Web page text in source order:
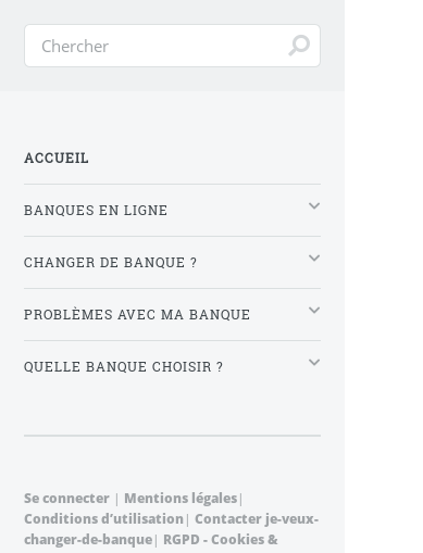
ACCUEIL
BANQUES EN LIGNE
CHANGER DE BANQUE ?
PROBLÈMES AVEC MA BANQUE
QUELLE BANQUE CHOISIR ?
Se connecter | Mentions légales|
Conditions d’utilisation| Contacter je-veux-
changer-de-banque| RGPD - Cookies &